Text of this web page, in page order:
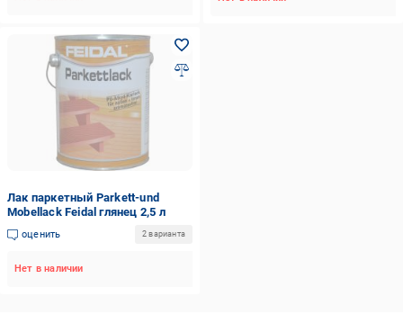
Лак паркетный Parkett-und
Mobellack Feidal глянец 2,5 л
оценить 2 варианта
Нет в наличии